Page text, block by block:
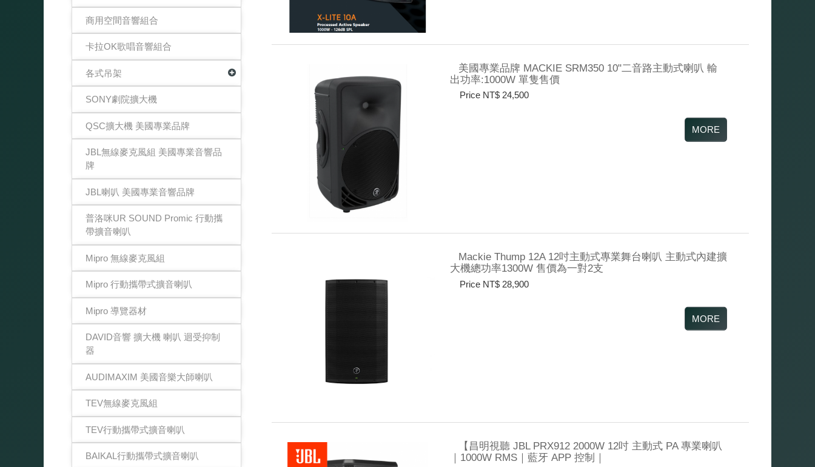
商用空間音響組合
卡拉OK歌唱音響組合
各式吊架
SONY劇院擴大機
QSC擴大機 美國專業品牌
JBL無線麥克風組 美國專業音響品
牌
JBL喇叭 美國專業音響品牌
普洛咪UR SOUND Promic 行動攜
帶擴音喇叭
Mipro 無線麥克風組
Mipro 行動攜帶式擴音喇叭
Mipro 導覽器材
DAVID音響 擴大機 喇叭 迴受抑制
器
AUDIMAXIM 美國音樂大師喇叭
TEV無線麥克風組
TEV行動攜帶式擴音喇叭
BAIKAL行動攜帶式擴音喇叭
美國專業品牌 MACKIE SRM350 10"二音路主動式喇叭 輸
出功率:1000W 單隻售價
Price NT$ 24,500
Mackie Thump 12A 12吋主動式專業舞台喇叭 主動式內建擴
大機總功率1300W 售價為一對2支
Price NT$ 28,900
【昌明視聽 JBL PRX912 2000W 12吋 主動式 PA 專業喇叭
｜1000W RMS｜藍牙 APP 控制｜